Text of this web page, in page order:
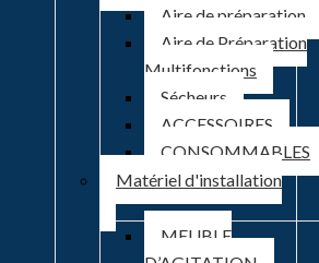
Aire de préparation
Aire de Préparation
Multifonctions
Sécheurs
ACCESSOIRES
CONSOMMABLES
Matériel d'installation
MEUBLE